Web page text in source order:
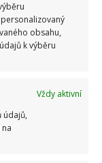
obsahu,
k výběru
Vždy aktivní
údajů,
pečicím
aby schlo
pak můžete
skořicí
kolečka